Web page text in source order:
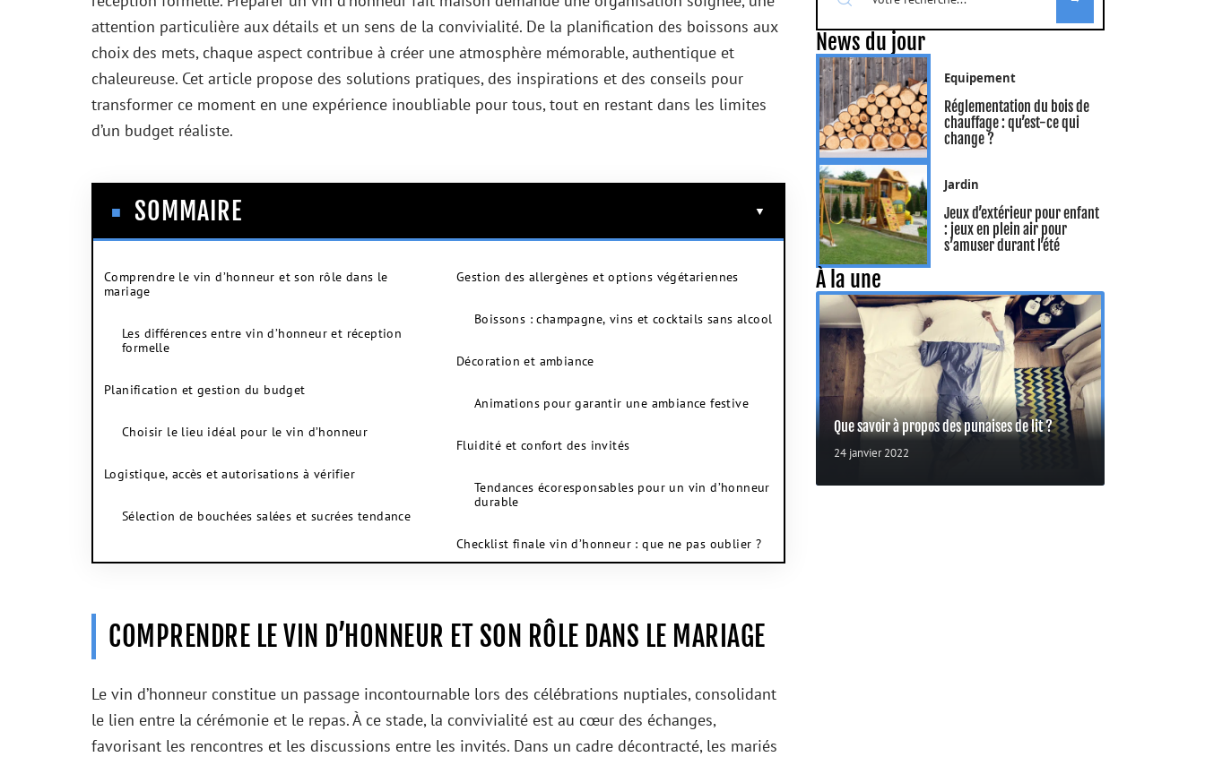
attention particulière aux détails et un sens de la convivialité. De la planification des boissons aux
choix des mets, chaque aspect contribue à créer une atmosphère mémorable, authentique et
chaleureuse. Cet article propose des solutions pratiques, des inspirations et des conseils pour
transformer ce moment en une expérience inoubliable pour tous, tout en restant dans les limites
d’un budget réaliste.
SOMMAIRE
Comprendre le vin d’honneur et son rôle dans le
mariage
Les différences entre vin d’honneur et réception
formelle
Planification et gestion du budget
Choisir le lieu idéal pour le vin d’honneur
Logistique, accès et autorisations à vérifier
Sélection de bouchées salées et sucrées tendance
Gestion des allergènes et options végétariennes
Boissons : champagne, vins et cocktails sans alcool
Décoration et ambiance
Animations pour garantir une ambiance festive
Fluidité et confort des invités
Tendances écoresponsables pour un vin d’honneur
durable
Checklist finale vin d’honneur : que ne pas oublier ?
COMPRENDRE LE VIN D’HONNEUR ET SON RÔLE DANS LE MARIAGE
Le vin d’honneur constitue un passage incontournable lors des célébrations nuptiales, consolidant
le lien entre la cérémonie et le repas. À ce stade, la convivialité est au cœur des échanges,
favorisant les rencontres et les discussions entre les invités. Dans un cadre décontracté, les mariés
News du jour
Equipement
Réglementation du bois de
chauffage : qu’est-ce qui
change ?
Jardin
Jeux d’extérieur pour enfant
: jeux en plein air pour
s’amuser durant l’été
À la une
Que savoir à propos des punaises de lit ?
24 janvier 2022